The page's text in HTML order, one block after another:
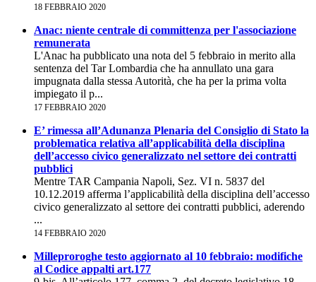
18 FEBBRAIO 2020
Anac: niente centrale di committenza per l'associazione
remunerata
L'Anac ha pubblicato una nota del 5 febbraio in merito alla
sentenza del Tar Lombardia che ha annullato una gara
impugnata dalla stessa Autorità, che ha per la prima volta
impiegato il p...
17 FEBBRAIO 2020
E’ rimessa all’Adunanza Plenaria del Consiglio di Stato la
problematica relativa all’applicabilità della disciplina
dell’accesso civico generalizzato nel settore dei contratti
pubblici
Mentre TAR Campania Napoli, Sez. VI n. 5837 del
10.12.2019 afferma l’applicabilità della disciplina dell’accesso
civico generalizzato al settore dei contratti pubblici, aderendo
...
14 FEBBRAIO 2020
Milleproroghe testo aggiornato al 10 febbraio: modifiche
al Codice appalti art.177